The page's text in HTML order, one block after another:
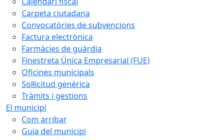
Carpeta ciutadana
Convocatòries de subvencions
Factura electrònica
Farmàcies de guàrdia
Finestreta Única Empresarial (FUE)
Oficines municipals
Sol·licitud genèrica
Tràmits i gestions
El municipi
Com arribar
Guia del municipi